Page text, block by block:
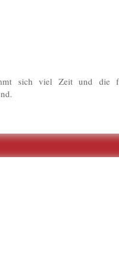
sich viel Zeit und die